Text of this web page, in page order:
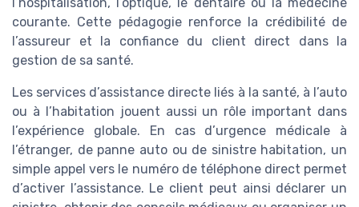
courante. Cette pédagogie renforce la crédibilité de
l’assureur et la confiance du client direct dans la
gestion de sa santé.
Les services d’assistance directe liés à la santé, à l’auto
ou à l’habitation jouent aussi un rôle important dans
l’expérience globale. En cas d’urgence médicale à
l’étranger, de panne auto ou de sinistre habitation, un
simple appel vers le numéro de téléphone direct permet
d’activer l’assistance. Le client peut ainsi déclarer un